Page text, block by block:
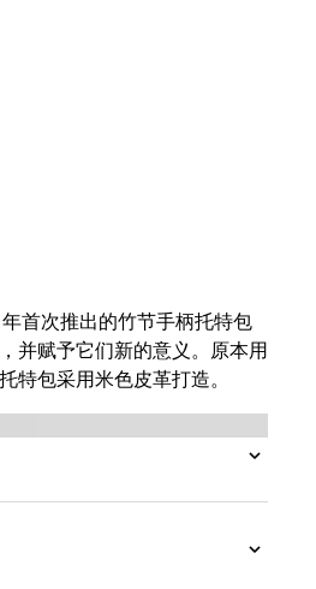
首次推出的竹节手柄托特包
并赋予它们新的意义。原本用
特包采用米色皮革打造。